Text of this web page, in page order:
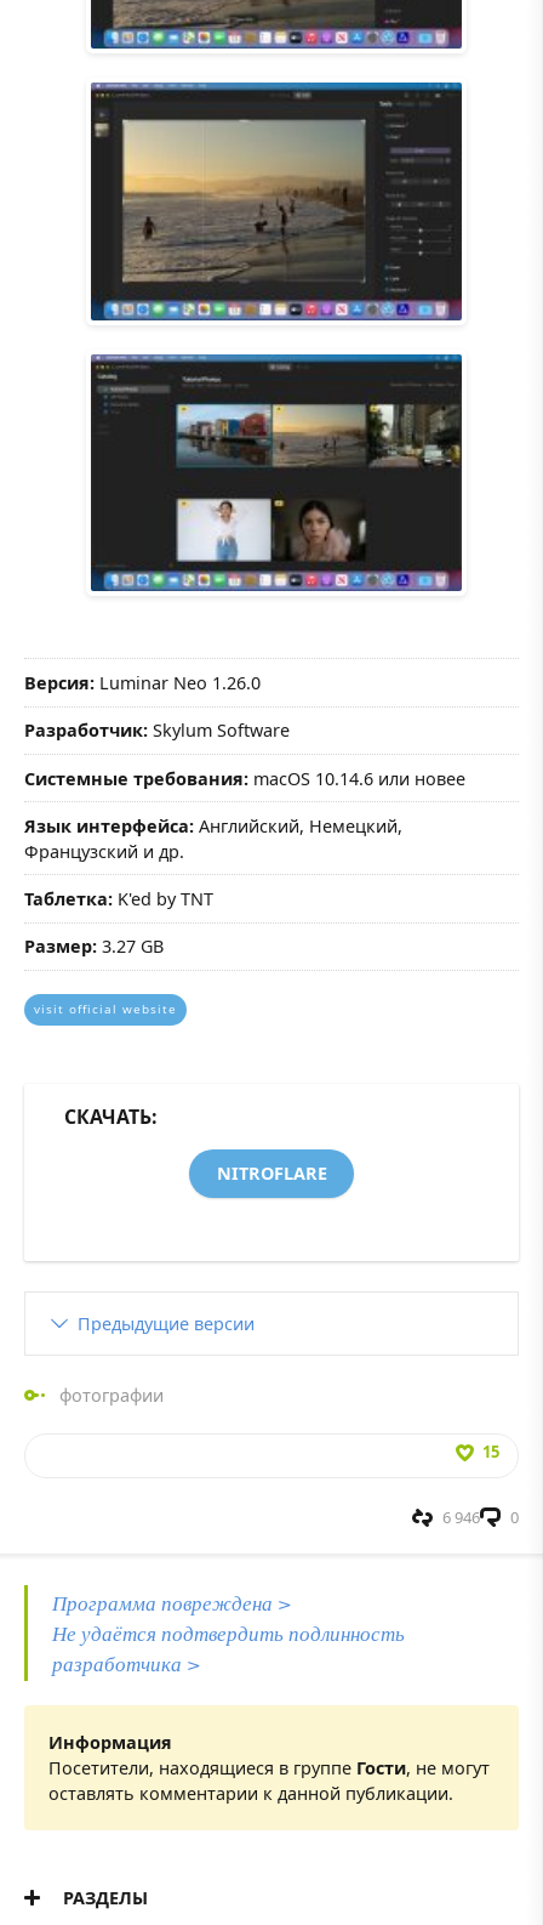
Версия: Luminar Neo 1.26.0
Разработчик: Skylum Software
Системные требования: macOS 10.14.6 или новее
Язык интерфейса: Английский, Немецкий,
Французский и др.
Таблетка: K'ed by TNT
Размер: 3.27 GB
visit official website
СКАЧАТЬ:
NITROFLARE
Предыдущие версии
фотографии
15
0
6 946
Программа повреждена >
Не удаётся подтвердить подлинность
разработчика >
Информация
Посетители, находящиеся в группе Гости, не могут
оставлять комментарии к данной публикации.
РАЗДЕЛЫ